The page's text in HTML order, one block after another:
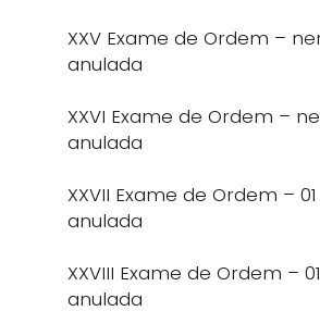
XXV Exame de Ordem –
anulada
XXVI Exame de Ordem –
anulada
XXVII Exame de Ordem –
anulada
XXVIII Exame de Ordem –
anulada